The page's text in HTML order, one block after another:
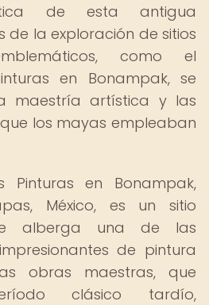
de esta antigua
de la exploración de sitios
como el
en Bonampak, se
maestría artística y las
los mayas empleaban
Pinturas en Bonampak,
México, es un sitio
alberga una de las
de pintura
obras maestras, que
clásico tardío,